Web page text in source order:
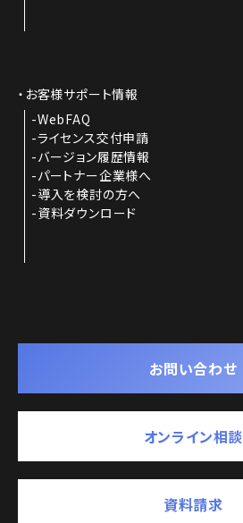
お客様サポート情報
WebFAQ
ライセンス交付申請
バージョン履歴情報
パートナー企業様へ
導入を検討の方へ
資料ダウンロード
お問い合わせ
オンライン相談
資料請求